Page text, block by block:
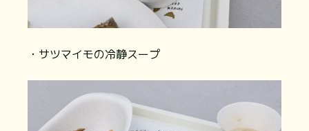
・サツマイモの冷静スープ